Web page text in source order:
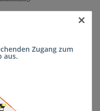
×
Zugang zum
aus.